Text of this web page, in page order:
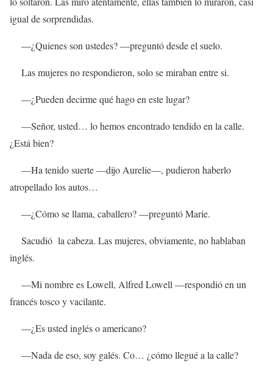
igual de sorprendidas.
—¿Quienes son ustedes? —preguntó desde el suelo.
Las mujeres no respondieron, solo se miraban entre si.
—¿Pueden decirme qué hago en este lugar?
—Señor, usted… lo hemos encontrado tendido en la calle.
¿Está bien?
—Ha tenido suerte —dijo Aurelie—, pudieron haberlo
atropellado los autos…
—¿Cómo se llama, caballero? —preguntó Marie.
Sacudió la cabeza. Las mujeres, obviamente, no hablaban
inglés.
—Mi nombre es Lowell, Alfred Lowell —respondió en un
francés tosco y vacilante.
—¿Es usted inglés o americano?
—Nada de eso, soy galés. Co… ¿cómo llegué a la calle?